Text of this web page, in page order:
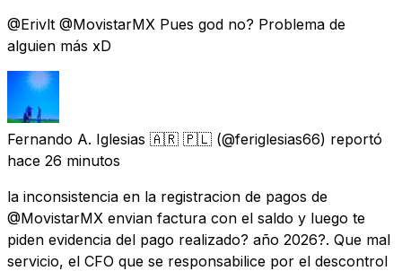
@Erivlt @MovistarMX Pues god no? Problema de
alguien más xD
Fernando A. Iglesias 🇦🇷 🇵🇱 (@feriglesias66) reportó
hace 26 minutos
la inconsistencia en la registracion de pagos de
@MovistarMX envian factura con el saldo y luego te
piden evidencia del pago realizado? año 2026?. Que mal
servicio, el CFO que se responsabilice por el descontrol